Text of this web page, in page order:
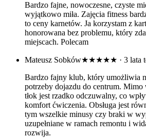
Bardzo fajne, nowoczesne, czyste
wyjątkowo miła. Zajęcia fitness
to ceny karnetów. Ja korzystam z
honorowana bez problemu, który
miejscach. Polecam
Mateusz Sobków★★★★★ · 3 lata
Bardzo fajny klub, który umożliwia
potrzeby dojazdu do centrum. Mimo
tłok jest rzadko odczuwalny, co
komfort ćwiczenia. Obsługa jest
tym wszelkie minusy czy braki w
uzupełniane w ramach remontu i
rozwija.